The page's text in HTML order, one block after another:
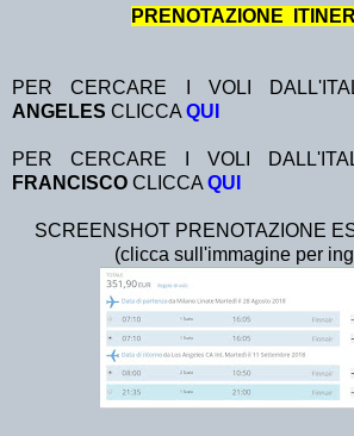
PRENOTAZIONE
PER CERCARE I VOLI
ANGELES CLICCA QUI
PER CERCARE I VOLI
FRANCISCO CLICCA QUI
SCREENSHOT PRENOTAZIONE
(clicca sull'immagine per